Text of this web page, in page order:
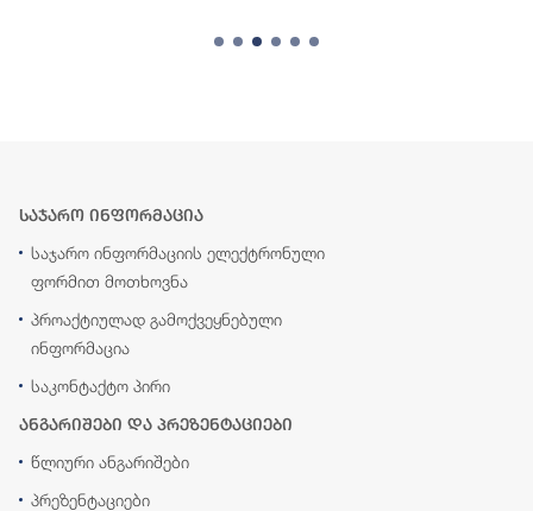
საჯარო ინფორმაცია
საჯარო ინფორმაციის ელექტრონული
ფორმით მოთხოვნა
პროაქტიულად გამოქვეყნებული
ინფორმაცია
საკონტაქტო პირი
ანგარიშები და პრეზენტაციები
წლიური ანგარიშები
პრეზენტაციები